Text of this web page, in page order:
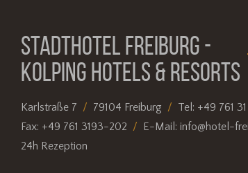
STADTHOTEL FREIBURG -
KOLPING HOTELS & RESORTS
Karlstraße 7 79104 Freiburg Tel: +49 761
Fax: +49 761 3193-202 E-Mail: info@hotel-
24h Rezeption